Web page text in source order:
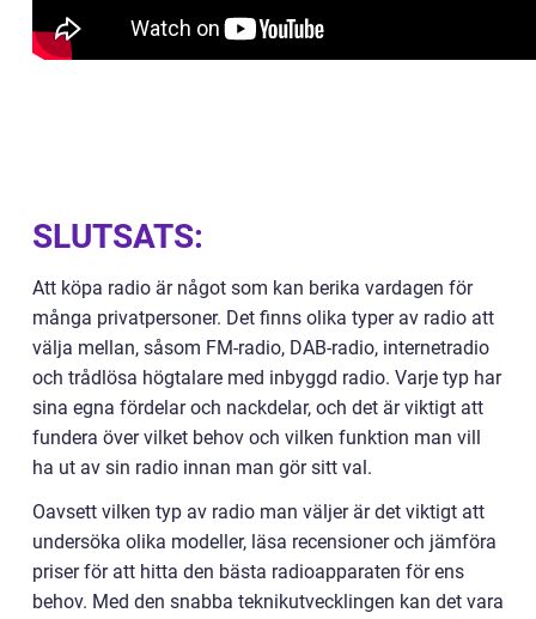
SLUTSATS:
Att köpa radio är något som kan berika vardagen för
många privatpersoner. Det finns olika typer av radio att
välja mellan, såsom FM-radio, DAB-radio, internetradio
och trådlösa högtalare med inbyggd radio. Varje typ har
sina egna fördelar och nackdelar, och det är viktigt att
fundera över vilket behov och vilken funktion man vill
ha ut av sin radio innan man gör sitt val.
Oavsett vilken typ av radio man väljer är det viktigt att
undersöka olika modeller, läsa recensioner och jämföra
priser för att hitta den bästa radioapparaten för ens
behov. Med den snabba teknikutvecklingen kan det vara